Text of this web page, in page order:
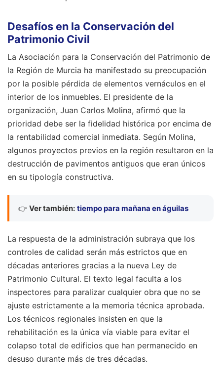
Desafíos en la Conservación del
Patrimonio Civil
La Asociación para la Conservación del Patrimonio de
la Región de Murcia ha manifestado su preocupación
por la posible pérdida de elementos vernáculos en el
interior de los inmuebles. El presidente de la
organización, Juan Carlos Molina, afirmó que la
prioridad debe ser la fidelidad histórica por encima de
la rentabilidad comercial inmediata. Según Molina,
algunos proyectos previos en la región resultaron en la
destrucción de pavimentos antiguos que eran únicos
en su tipología constructiva.
👉 Ver también: tiempo para mañana en águilas
La respuesta de la administración subraya que los
controles de calidad serán más estrictos que en
décadas anteriores gracias a la nueva Ley de
Patrimonio Cultural. El texto legal faculta a los
inspectores para paralizar cualquier obra que no se
ajuste estrictamente a la memoria técnica aprobada.
Los técnicos regionales insisten en que la
rehabilitación es la única vía viable para evitar el
colapso total de edificios que han permanecido en
desuso durante más de tres décadas.